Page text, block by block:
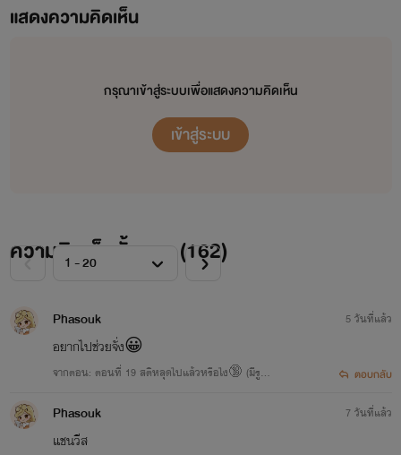
แสดงความคิดเห็น
กรุณาเข้าสู่ระบบเพื่อแสดงความคิดเห็น
เข้าสู่ระบบ
ความคิดเห็นทั้งหมด (162)
Phasouk
อยากไปช่วยจั่ง😀
จากตอน: ตอนที่ 19 สติหลุดไปแล้วหรือไง🔞 (มีรูป1
5 วันที่แล้ว
ตอบกลับ
Phasouk
แชนวีส
7 วันที่แล้ว